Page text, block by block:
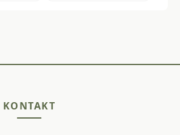
KONTAKT